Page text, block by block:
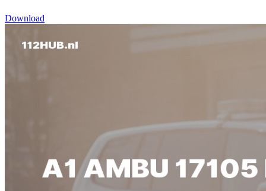
Download